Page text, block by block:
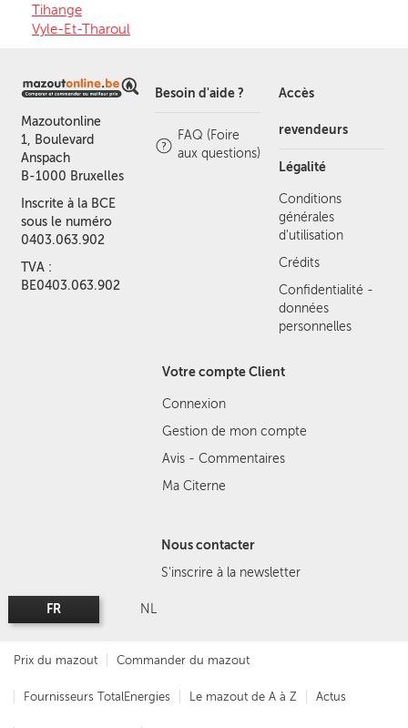
Tihange
Vyle-Et-Tharoul
Mazoutonline
1, Boulevard
Anspach
B-1000 Bruxelles
Inscrite à la BCE
sous le numéro
0403.063.902
TVA :
BE0403.063.902
Besoin d'aide ?
FAQ (Foire
aux questions)
Accès
revendeurs
Légalité
Conditions
générales
d'utilisation
Crédits
Confidentialité -
données
personnelles
Votre compte Client
Connexion
Gestion de mon compte
Avis - Commentaires
Ma Citerne
Nous contacter
S'inscrire à la newsletter
FR NL
Prix du mazout Commander du mazout
Fournisseurs TotalEnergies Le mazout de A à Z Actus